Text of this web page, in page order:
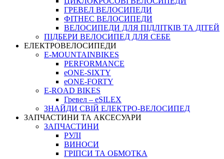
ГРЕВЕЛ ВЕЛОСИПЕДИ
ФІТНЕС ВЕЛОСИПЕДИ
ВЕЛОСИПЕДИ ДЛЯ ПІДЛІТКІВ ТА ДІТЕЙ
ПIДБЕРИ ВЕЛОСИПЕД ДЛЯ СЕБЕ
ЕЛЕКТРОВЕЛОСИПЕДИ
E-MOUNTAINBIKES
PERFORMANCE
eONE-SIXTY
eONE-FORTY
E-ROAD BIKES
Гревел – eSILEX
ЗНАЙДИ СВІЙ ЕЛЕКТРО-ВЕЛОСИПЕД
ЗАПЧАСТИНИ ТА АКСЕСУАРИ
ЗАПЧАСТИНИ
РУЛІ
ВИНОСИ
ГРІПСИ ТА ОБМОТКА